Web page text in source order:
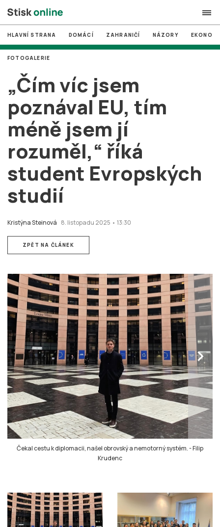
search
# MUNI
Brno
# volby
login PŘIHLÁSIT SE
Zapomněli jste heslo?
HLAVNÍ STRANA DOMÁCÍ ZAHRANIČÍ NÁZORY
„Čím víc jsem
poznával EU, tím
méně jsem jí
rozuměl,“ říká
student Evropských
studií
Kristýna Steinová 8. listopadu 2025 • 13:30
FOTOGALERIE
ZPĚT NA ČLÁNEK
chevron_right
Čekal cestu k diplomacii, našel obrovský a nemotorný systém.-Filip
Krudenc